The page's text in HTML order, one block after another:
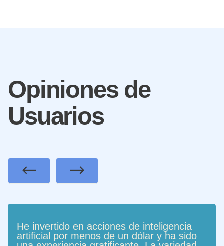
Opiniones de
Usuarios
He invertido en acciones de inteligencia
artificial por menos de un dólar y ha sido
PreviousNext